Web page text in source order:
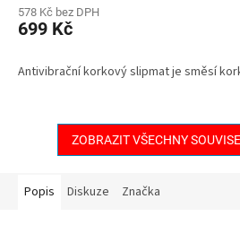
578 Kč bez DPH
699 Kč
Antivibrační korkový slipmat je směsí
ZOBRAZIT VŠECHNY
Popis Diskuze Značka